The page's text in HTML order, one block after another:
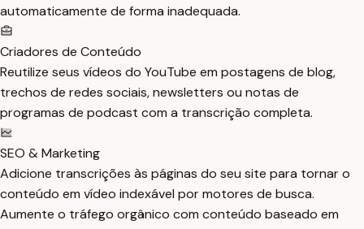
automaticamente de forma inadequada.
Criadores de Conteúdo
Reutilize seus vídeos do YouTube em postagens de blog,
trechos de redes sociais, newsletters ou notas de
programas de podcast com a transcrição completa.
SEO & Marketing
Adicione transcrições às páginas do seu site para tornar o
conteúdo em vídeo indexável por motores de busca.
Aumente o tráfego orgânico com conteúdo baseado em